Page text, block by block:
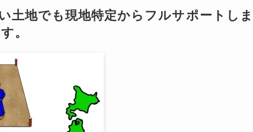
土地でも現地特定からフルサポートしま
す。